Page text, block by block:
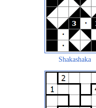
Shakashaka